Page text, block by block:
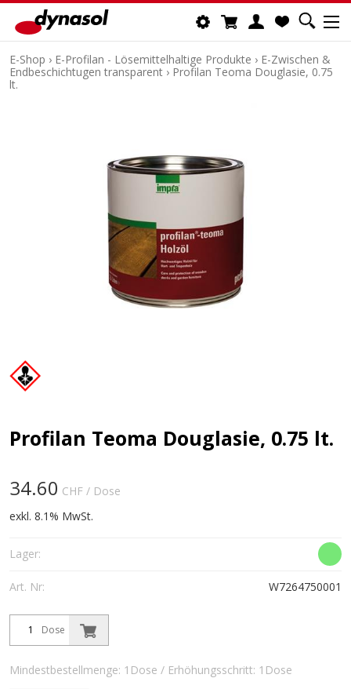
E-Shop › E-Profilan - Lösemittelhaltige Produkte › E-Zwischen &
Endbeschichtugen transparent › Profilan Teoma Douglasie, 0.75
lt.
Profilan Teoma Douglasie, 0.75 lt.
34.60 CHF / Dose
exkl. 8.1% MwSt.
Lager:
Art. Nr: W7264750001
Dose
Mindestbestellmenge: 1Dose / Erhöhungsschritt: 1Dose